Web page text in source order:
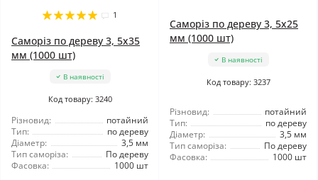
1
Саморіз по дереву 3, 5x35
мм (1000 шт)
В наявності
Код товару: 3240
Різновид:
потайний
Тип:
по дереву
Діаметр:
3,5 мм
Тип саморіза:
По дереву
Фасовка:
1000 шт
Саморіз по дереву 3, 5x25
мм (1000 шт)
В наявності
Код товару: 3237
Різновид:
потайний
Тип:
по дереву
Діаметр:
3,5 мм
Тип саморіза:
По дереву
Фасовка:
1000 шт